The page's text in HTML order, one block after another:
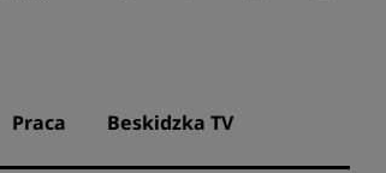
Praca Beskidzka TV